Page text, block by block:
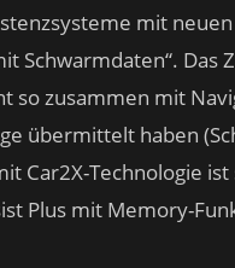
mit
Schwarmdaten“.
so zusammen mit
übermittelt haben
Car2X-Technologie
Plus mit Memory-